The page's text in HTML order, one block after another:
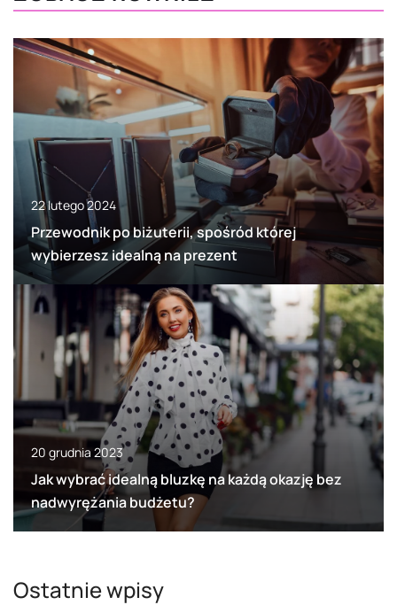
22 lutego 2024
Przewodnik po biżuterii, spośród której
wybierzesz idealną na prezent
20 grudnia 2023
Jak wybrać idealną bluzkę na każdą okazję bez
nadwyrężania budżetu?
Ostatnie wpisy